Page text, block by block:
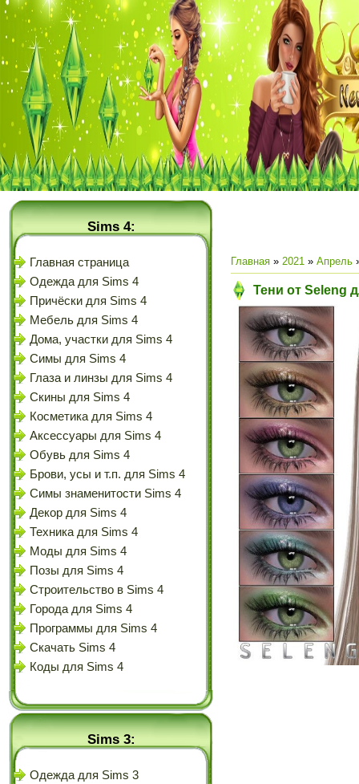
Sims 4:
Главная страница
Одежда для Sims 4
Причёски для Sims 4
Мебель для Sims 4
Дома, участки для Sims 4
Симы для Sims 4
Глаза и линзы для Sims 4
Скины для Sims 4
Косметика для Sims 4
Аксессуары для Sims 4
Обувь для Sims 4
Брови, усы и т.п. для Sims 4
Симы знаменитости Sims 4
Декор для Sims 4
Техника для Sims 4
Моды для Sims 4
Позы для Sims 4
Строительство в Sims 4
Города для Sims 4
Программы для Sims 4
Скачать Sims 4
Коды для Sims 4
Sims 3:
Одежда для Sims 3
Главная » 2021 » Апрель
Тени от Seleng